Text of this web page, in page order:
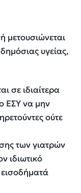
μετουσιώνεται
υγείας,
σε ιδιαίτερα
ΕΣΥ να μην
ούτε
των γιατρών
ιδιωτικό